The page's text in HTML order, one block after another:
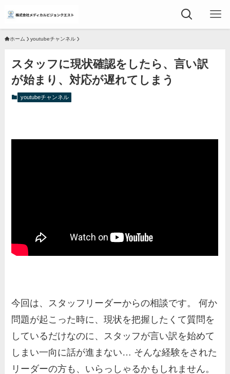
ホーム youtubeチャンネル
スタッフに現状確認をしたら、言い訳
が始まり、対応が遅れてしまう
youtubeチャンネル
今回は、スタッフリーダーからの相談です。 何か
問題が起こった時に、現状を把握したくて質問を
しているだけなのに、スタッフが言い訳を始めて
しまい一向に話が進まない… そんな経験をされた
リーダーの方も、いらっしゃるかもしれません。